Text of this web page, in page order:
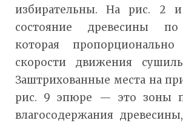
избирательны. На рис. 2
состояние древесины по
которая
скорости движения
Заштрихованные места на
рис. 9 эпюре — это зоны
влагосодержания